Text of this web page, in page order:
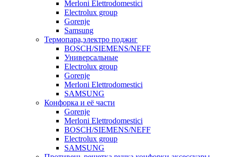
Merloni Elettrodomestici
Electrolux group
Gorenje
Samsung
Термопара,электро поджиг
BOSCH/SIEMENS/NEFF
Универсальные
Electrolux group
Gorenje
Merloni Elettrodomestici
SAMSUNG
Конфорка и её части
Gorenje
Merloni Elettrodomestici
BOSCH/SIEMENS/NEFF
Electrolux group
SAMSUNG